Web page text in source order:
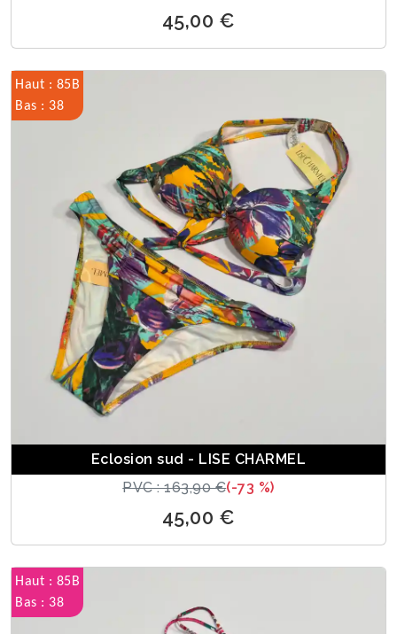
45,00 €
Haut : 85B
Bas : 38
Eclosion sud - LISE CHARMEL
PVC : 163,90 €(-73 %)
45,00 €
Haut : 85B
Bas : 38